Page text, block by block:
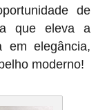
de
que eleva a
em elegância,
moderno!